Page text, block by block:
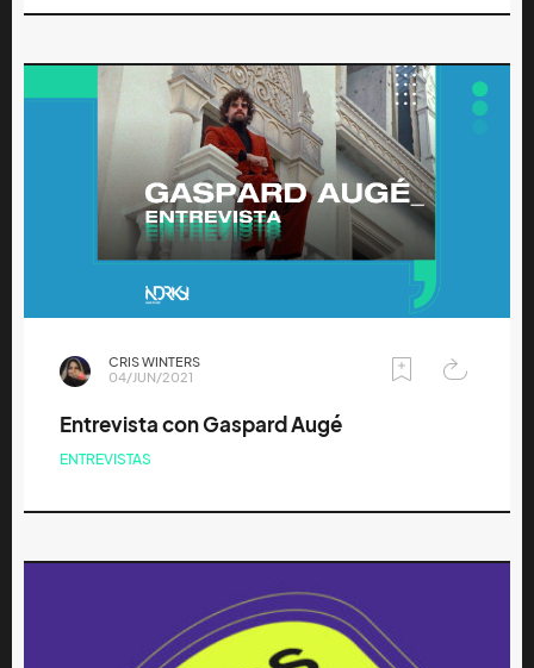
CRIS WINTERS
04/JUN/2021
Entrevista con Gaspard Augé
ENTREVISTAS